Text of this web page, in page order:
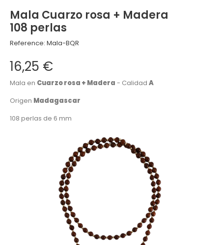
Mala Cuarzo rosa + Madera
108 perlas
Reference: Mala-BQR
16,25 €
Mala en Cuarzo rosa + Madera - Calidad A
Origen Madagascar
108 perlas de 6 mm